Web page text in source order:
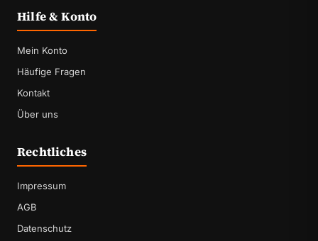
Hilfe & Konto
Mein Konto
Häufige Fragen
Kontakt
Über uns
Rechtliches
Impressum
AGB
Datenschutz